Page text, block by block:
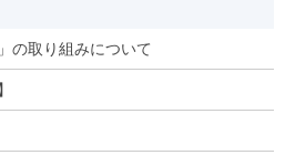
の取り組みについて